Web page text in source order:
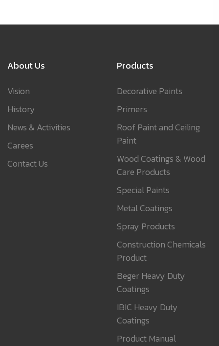
About Us
Vision
History
News & Activities
Carees
Contact Us
Products
Decorative Paints
Primers
Roof Paint and Ceiling
Paint
Wood Coatings & Wood
Care Products
Special Paints
Metal Coatings
Spray Products
Construction Chemicals
Product
Beger Heavy Duty
Coatings
IBIC Heavy Duty
Coatings
Product Manual